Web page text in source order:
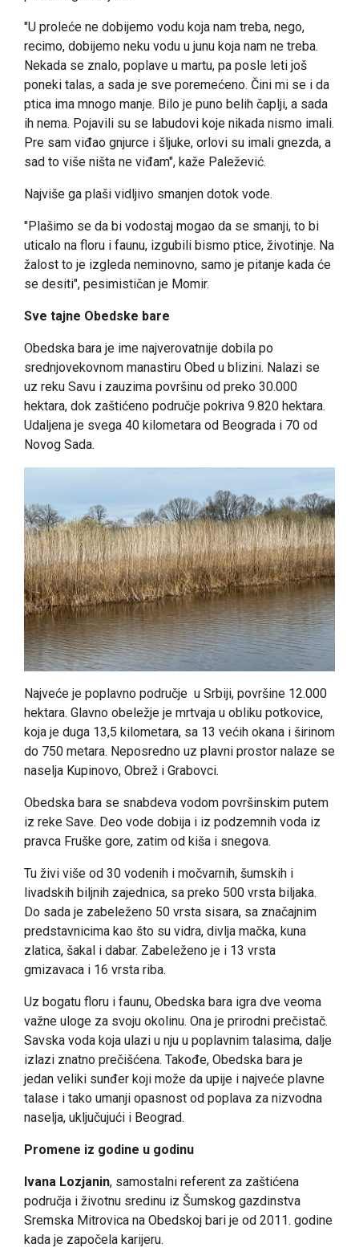
"U proleće ne dobijemo vodu koja nam treba, nego,
recimo, dobijemo neku vodu u junu koja nam ne treba.
Nekada se znalo, poplave u martu, pa posle leti još
poneki talas, a sada je sve poremećeno. Čini mi se i da
ptica ima mnogo manje. Bilo je puno belih čaplji, a sada
ih nema. Pojavili su se labudovi koje nikada nismo imali.
Pre sam viđao gnjurce i šljuke, orlovi su imali gnezda, a
sad to više ništa ne viđam", kaže Paležević.
Najviše ga plaši vidljivo smanjen dotok vode.
"Plašimo se da bi vodostaj mogao da se smanji, to bi
uticalo na floru i faunu, izgubili bismo ptice, životinje. Na
žalost to je izgleda neminovno, samo je pitanje kada će
se desiti", pesimističan je Momir.
Sve tajne Obedske bare
Obedska bara je ime najverovatnije dobila po
srednjovekovnom manastiru Obed u blizini. Nalazi se
uz reku Savu i zauzima površinu od preko 30.000
hektara, dok zaštićeno područje pokriva 9.820 hektara.
Udaljena je svega 40 kilometara od Beograda i 70 od
Novog Sada.
Najveće je poplavno područje u Srbiji, površine 12.000
hektara. Glavno obeležje je mrtvaja u obliku potkovice,
koja je duga 13,5 kilometara, sa 13 većih okana i širinom
do 750 metara. Neposredno uz plavni prostor nalaze se
naselja Kupinovo, Obrež i Grabovci.
Obedska bara se snabdeva vodom površinskim putem
iz reke Save. Deo vode dobija i iz podzemnih voda iz
pravca Fruške gore, zatim od kiša i snegova.
Tu živi više od 30 vodenih i močvarnih, šumskih i
livadskih biljnih zajednica, sa preko 500 vrsta biljaka.
Do sada je zabeleženo 50 vrsta sisara, sa značajnim
predstavnicima kao što su vidra, divlja mačka, kuna
zlatica, šakal i dabar. Zabeleženo je i 13 vrsta
gmizavaca i 16 vrsta riba.
Uz bogatu floru i faunu, Obedska bara igra dve veoma
važne uloge za svoju okolinu. Ona je prirodni prečistač.
Savska voda koja ulazi u nju u poplavnim talasima, dalje
izlazi znatno prečišćena. Takođe, Obedska bara je
jedan veliki sunđer koji može da upije i najveće plavne
talase i tako umanji opasnost od poplava za nizvodna
naselja, uključujući i Beograd.
Promene iz godine u godinu
Ivana Lozjanin, samostalni referent za zaštićena
područja i životnu sredinu iz Šumskog gazdinstva
Sremska Mitrovica na Obedskoj bari je od 2011. godine
kada je započela karijeru.